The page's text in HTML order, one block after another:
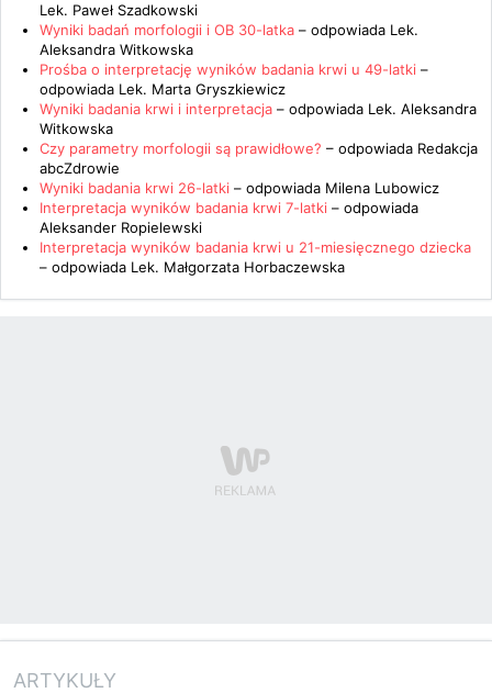
Lek. Paweł Szadkowski
Wyniki badań morfologii i OB 30-latka – odpowiada Lek.
Aleksandra Witkowska
Prośba o interpretację wyników badania krwi u 49-latki –
odpowiada Lek. Marta Gryszkiewicz
Wyniki badania krwi i interpretacja – odpowiada Lek. Aleksandra
Witkowska
Czy parametry morfologii są prawidłowe? – odpowiada Redakcja
abcZdrowie
Wyniki badania krwi 26-latki – odpowiada Milena Lubowicz
Interpretacja wyników badania krwi 7-latki – odpowiada
Aleksander Ropielewski
Interpretacja wyników badania krwi u 21-miesięcznego dziecka
– odpowiada Lek. Małgorzata Horbaczewska
ARTYKUŁY